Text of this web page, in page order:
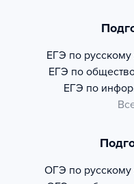
ЕГЭ по русскому
ЕГЭ по
ЕГЭ по
ОГЭ по русскому